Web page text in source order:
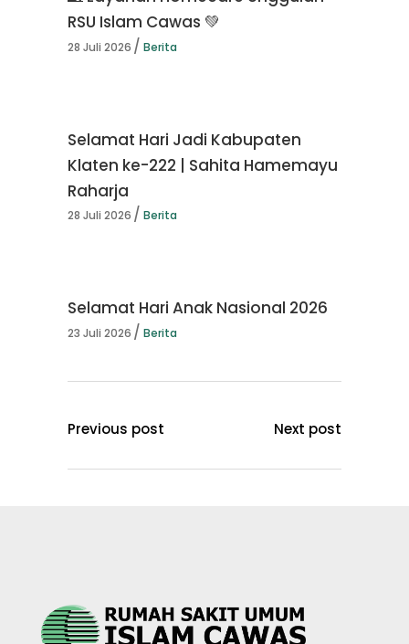
RSU Islam Cawas 💚
28 Juli 2026 Berita
Selamat Hari Jadi Kabupaten
Klaten ke-222 | Sahita Hamemayu
Raharja
28 Juli 2026 Berita
Selamat Hari Anak Nasional 2026
23 Juli 2026 Berita
Previous post Next post